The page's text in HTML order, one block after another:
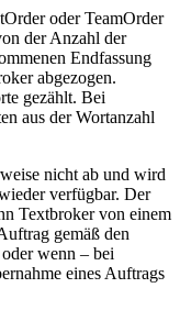
oder TeamOrder
der Anzahl der
Endfassung
abgezogen.
gezählt. Bei
aus der Wortanzahl
nicht ab und wird
verfügbar. Der
Textbroker von einem
gemäß den
wenn – bei
eines Auftrags